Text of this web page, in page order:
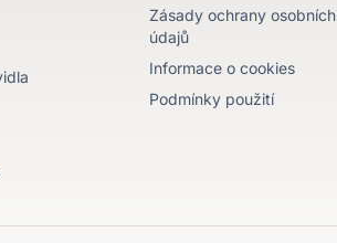
Zásady ochrany osobních
údajů
Informace o cookies
Podmínky použití